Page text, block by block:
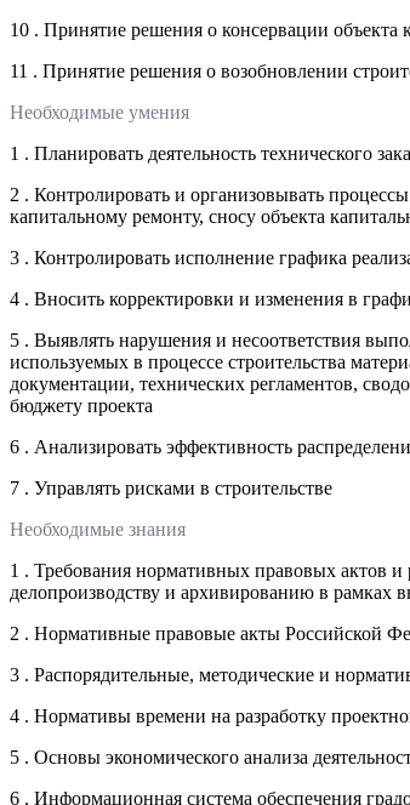
10 . Принятие решения о консервации объекта
11 . Принятие решения о возобновлении
Необходимые умения
1 . Планировать деятельность технического
2 . Контролировать и организовывать
капитальному ремонту, сносу объекта
3 . Контролировать исполнение графика
4 . Вносить корректировки и изменения в
5 . Выявлять нарушения и несоответствия
используемых в процессе строительства
документации, технических регламентов,
бюджету проекта
6 . Анализировать эффективность
7 . Управлять рисками в строительстве
Необходимые знания
1 . Требования нормативных правовых актов
делопроизводству и архивированию в
2 . Нормативные правовые акты Российской
3 . Распорядительные, методические и
4 . Нормативы времени на разработку
5 . Основы экономического анализа
6 . Информационная система обеспечения